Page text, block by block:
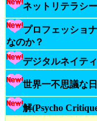
ネットリテラシ
プロフェッショ
なのか？
デジタルネイテ
世界一不思議な
解(Psycho